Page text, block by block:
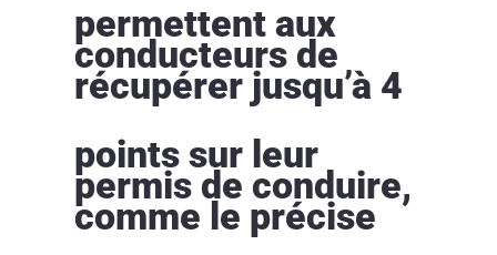
permettent aux
conducteurs de
récupérer jusqu’à 4
points sur leur
permis de conduire,
comme le précise